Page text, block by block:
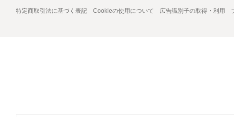
特定商取引法に基づく表記 Cookieの使用について 広告識別子の取得・利用